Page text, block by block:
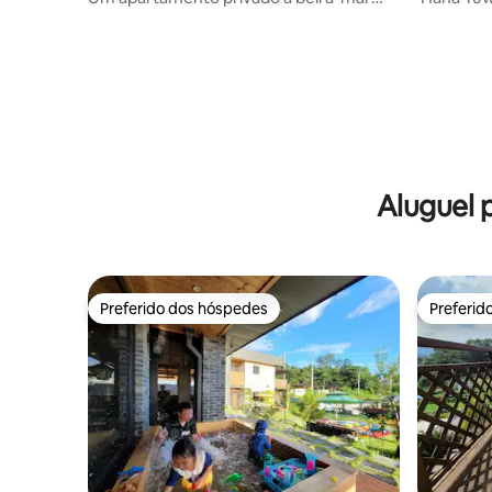
Aluguel
Preferido dos hóspedes
Preferido dos hóspedes